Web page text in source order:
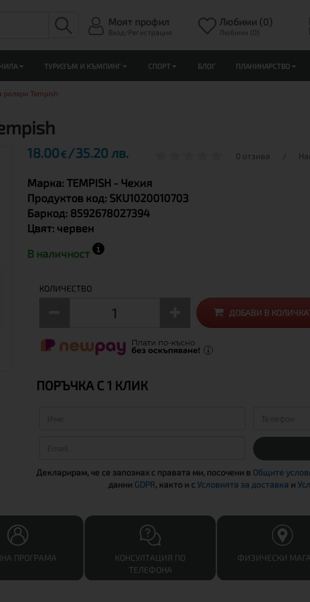
Моят профил
Вход/Регистрация
Любими (0)
Любими (0)
ТУРИЗЪМ И КЪМПИНГ СПОРТ БЛОГ ПЛАНИНАРСТВО
ролери Tempish
18.00€ 35.20 лв. 0 отзива /
Марка:TEMPISH - Чехия
Продуктов код: SKU1020010703
Баркод: 8592678027394
Цвят: червен
В наличност
КОЛИЧЕСТВО
ДОБАВИ В
ПОРЪЧКА С 1 КЛИК
Декларирам, че се запознах с правата ми, посочени в Общите
данни GDPR, както и сУсловията за доставка и
ПРОГРАМА
КОНСУЛТАЦИЯ ПО
ТЕЛЕФОНА
ФИЗИЧЕСКИ